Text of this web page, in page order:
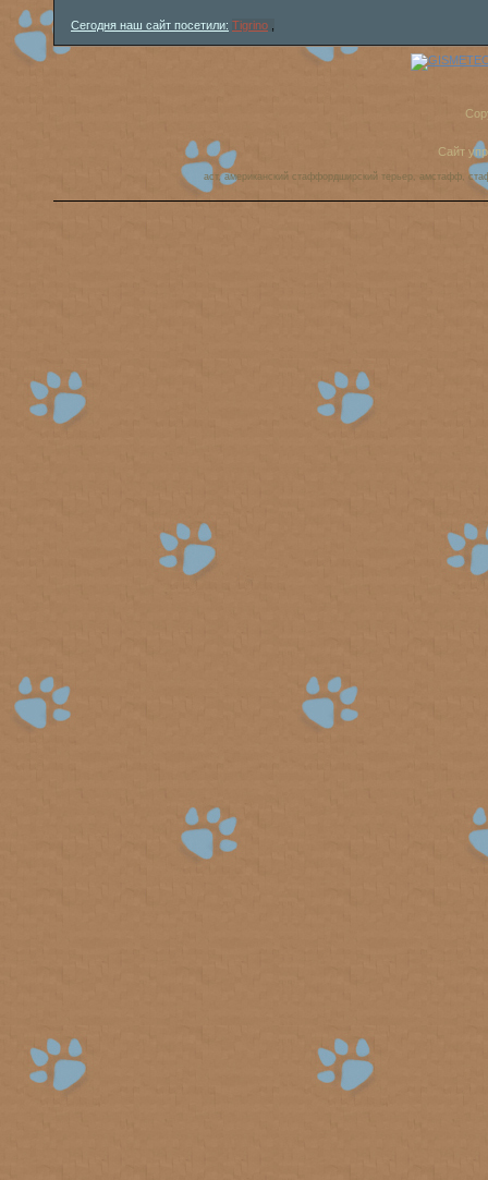
Сегодня наш сайт посетили: Tigrino
Сайт
аст, американский стаффордширский терьер, амстафф,